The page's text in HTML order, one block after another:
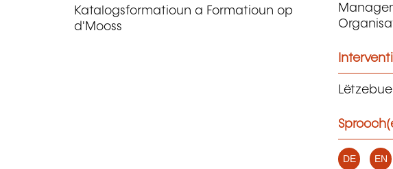
Katalogsformatioun a Formatioun op
d'Mooss
DE EN